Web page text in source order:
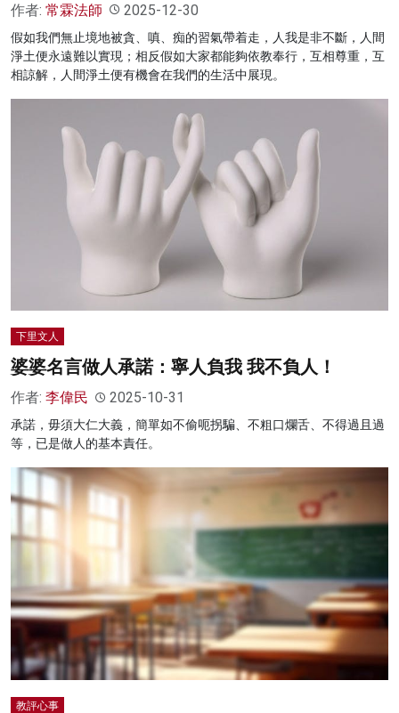
作者: 常霖法師 2025-12-30
假如我們無止境地被貪、嗔、痴的習氣帶着走，人我是非不斷，人間
淨土便永遠難以實現；相反假如大家都能夠依教奉行，互相尊重，互
相諒解，人間淨土便有機會在我們的生活中展現。
下里文人
婆婆名言做人承諾：寧人負我 我不負人！
作者: 李偉民 2025-10-31
承諾，毋須大仁大義，簡單如不偷呃拐騙、不粗口爛舌、不得過且過
等，已是做人的基本責任。
教評心事